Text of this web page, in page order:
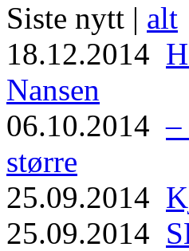
Siste nytt | alt
18.12.2014
Nansen
06.10.2014–
større
25.09.2014
25.09.2014